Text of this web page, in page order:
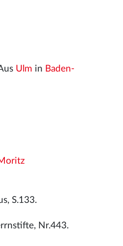
Ulm in Baden-
S.133.
Nr.443.